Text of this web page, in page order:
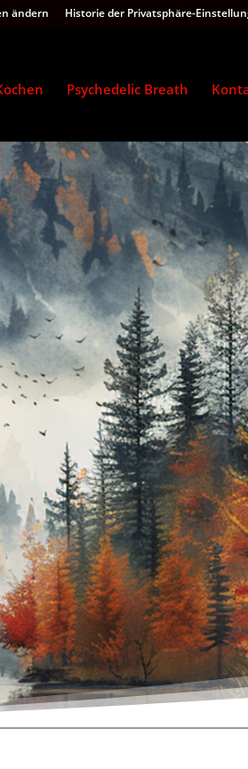
ändern Historie der Privatsphäre-
Psychedelic Breath